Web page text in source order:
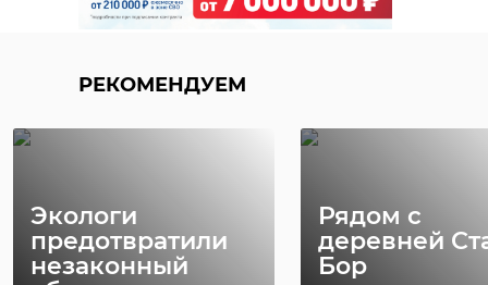
РЕКОМЕНДУЕМ
Экологи
предотвратили
незаконный
Рядом с
деревней
Бор